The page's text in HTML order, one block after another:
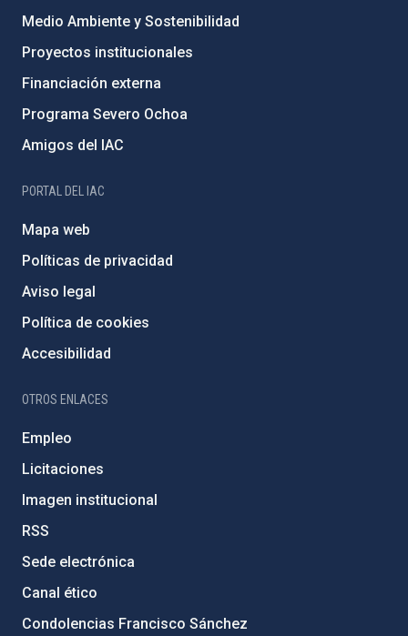
Medio Ambiente y Sostenibilidad
Proyectos institucionales
Financiación externa
Programa Severo Ochoa
Amigos del IAC
PORTAL DEL IAC
Mapa web
Políticas de privacidad
Aviso legal
Política de cookies
Accesibilidad
OTROS ENLACES
Empleo
Licitaciones
Imagen institucional
RSS
Sede electrónica
Canal ético
Condolencias Francisco Sánchez